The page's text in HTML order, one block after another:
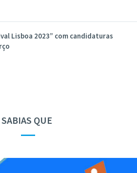
Lisboa 2023” com candidaturas
SABIAS QUE
—